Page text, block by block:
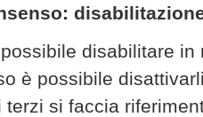
disabilitare
è possibile
terzi si faccia